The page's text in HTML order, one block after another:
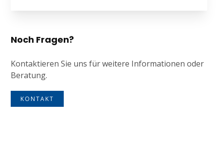
Noch Fragen?
Kontaktieren Sie uns für weitere Informationen oder
Beratung.
KONTAKT